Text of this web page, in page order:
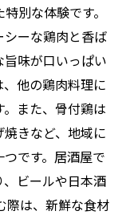
別な体験です。
ーな鶏肉と香ば
味が口いっぱい
他の鶏肉料理に
また、骨付鶏は
きなど、地域に
です。居酒屋で
ビールや日本酒
際は、新鮮な食材